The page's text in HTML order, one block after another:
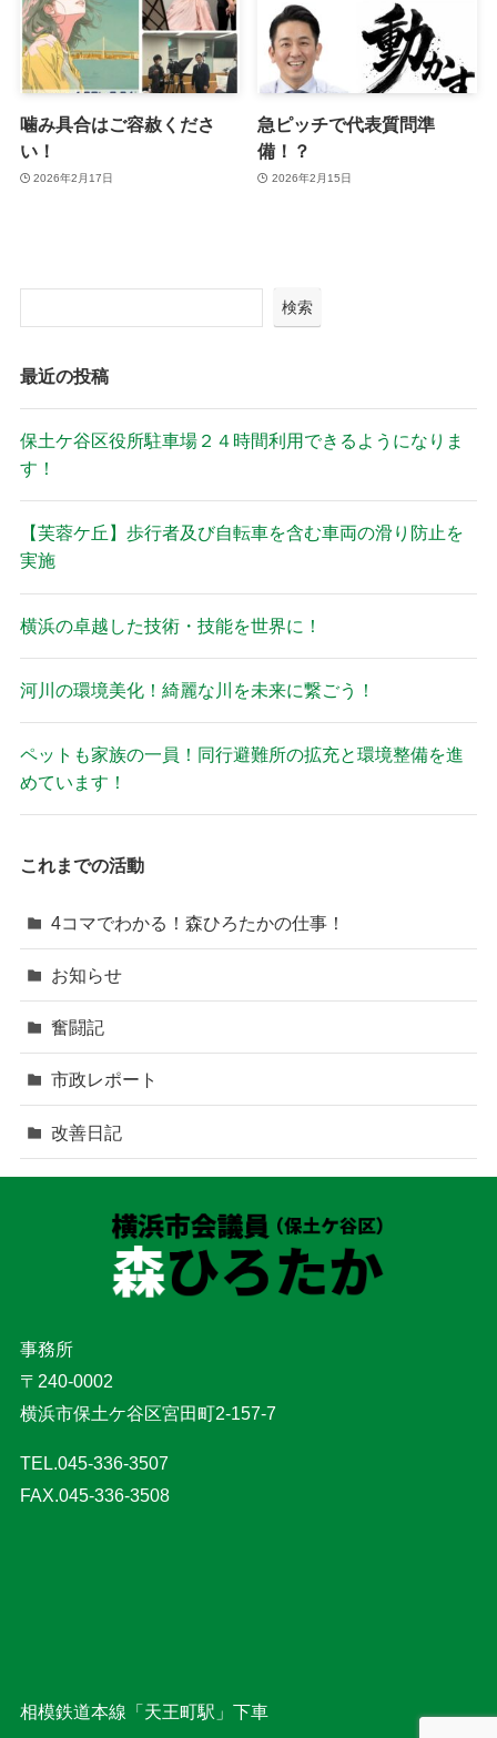
噛み具合はご容赦くださ
い！
2026年2月17日
急ピッチで代表質問準
備！？
2026年2月15日
検索
最近の投稿
保土ケ谷区役所駐車場２４時間利用できるようになりま
す！
【芙蓉ケ丘】歩行者及び自転車を含む車両の滑り防止を
実施
横浜の卓越した技術・技能を世界に！
河川の環境美化！綺麗な川を未来に繋ごう！
ペットも家族の一員！同行避難所の拡充と環境整備を進
めています！
これまでの活動
4コマでわかる！森ひろたかの仕事！
お知らせ
奮闘記
市政レポート
改善日記
事務所
〒240-0002
横浜市保土ケ谷区宮田町2-157-7
TEL.045-336-3507
FAX.045-336-3508
相模鉄道本線「天王町駅」下車